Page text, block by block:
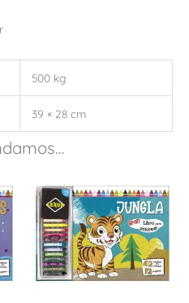
500 kg
39 × 28 cm